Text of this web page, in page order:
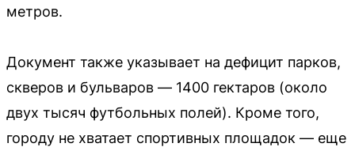
метров.
Документ также указывает на дефицит парков,
скверов и бульваров — 1400 гектаров (около
двух тысяч футбольных полей). Кроме того,
городу не хватает спортивных площадок — еще